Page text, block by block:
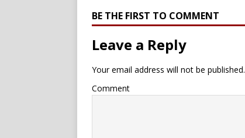
BE THE FIRST TO COMMENT
Leave a Reply
Your email address will not be published.
Comment